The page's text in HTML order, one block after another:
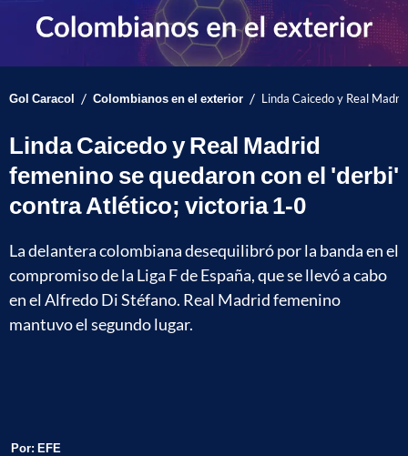
Gol Caracol / Colombianos en el exterior / Linda Caicedo y Real
Linda Caicedo y Real Madrid
femenino se quedaron con el 'derbi'
contra Atlético; victoria 1-0
La delantera colombiana desequilibró por la banda en el
compromiso de la Liga F de España, que se llevó a cabo
en el Alfredo Di Stéfano. Real Madrid femenino
mantuvo el segundo lugar.
Por: EFE